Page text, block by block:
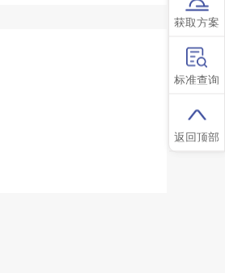
获取方案
标准查询
返回顶部